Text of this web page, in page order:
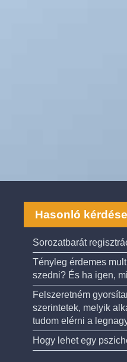
Hasonló
Sorozatbarát
Tényleg érdemes
szedni? És ha igen,
Felszeretném
szerintetek, melyik
tudom elérni a
Hogy lehet egy